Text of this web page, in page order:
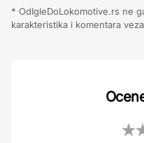
* OdIgleDoLokomotive.rs ne
karakteristika i komentara